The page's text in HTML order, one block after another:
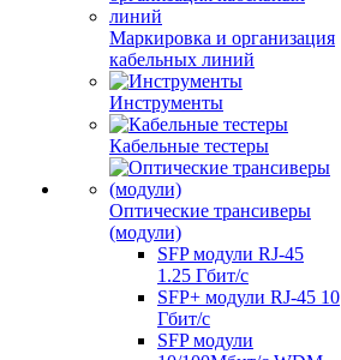
Маркировка и организация
кабельных линий
Инструменты
Кабельные тестеры
Оптические трансиверы
(модули)
SFP модули RJ-45
1.25 Гбит/c
SFP+ модули RJ-45 10
Гбит/c
SFP модули